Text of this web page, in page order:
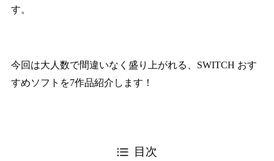
す。
今回は大人数で間違いなく盛り上がれる、SWITCH おす
すめソフトを7作品紹介します！
目次